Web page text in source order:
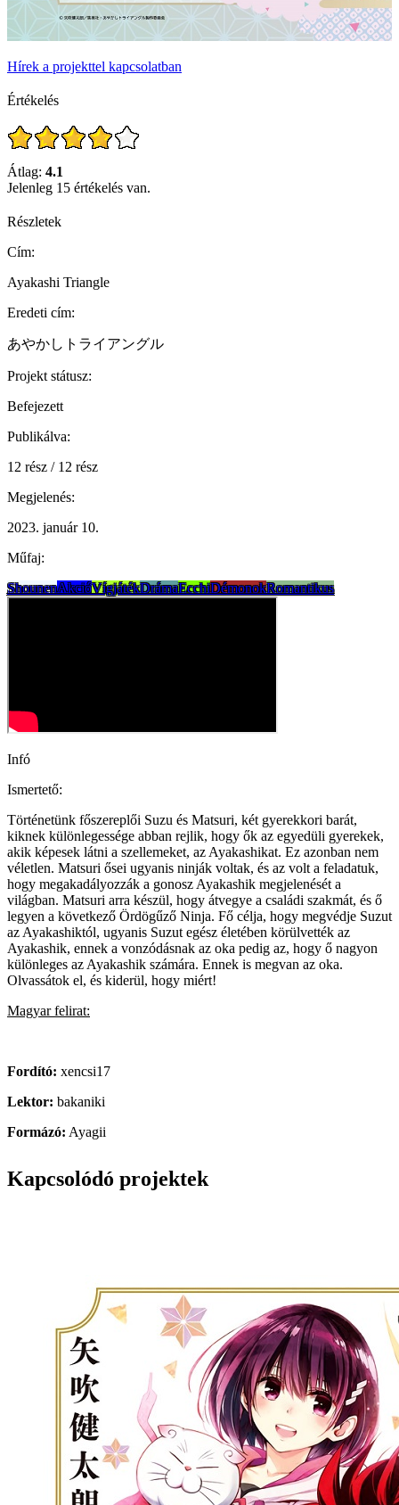
Hírek a projekttel kapcsolatban
Értékelés
Átlag: 4.1
Jelenleg 15 értékelés van.
Részletek
Cím:
Ayakashi Triangle
Eredeti cím:
あやかしトライアングル
Projekt státusz:
Befejezett
Publikálva:
12 rész / 12 rész
Megjelenés:
2023. január 10.
Műfaj:
ShounenAkcióVígjátékDrámaEcchiDémonokRomantikus
Infó
Ismertető:
Történetünk főszereplői Suzu és Matsuri, két gyerekkori barát,
kiknek különlegessége abban rejlik, hogy ők az egyedüli gyerekek,
akik képesek látni a szellemeket, az Ayakashikat. Ez azonban nem
véletlen. Matsuri ősei ugyanis ninják voltak, és az volt a feladatuk,
hogy megakadályozzák a gonosz Ayakashik megjelenését a
világban. Matsuri arra készül, hogy átvegye a családi szakmát, és ő
legyen a következő Ördögűző Ninja. Fő célja, hogy megvédje Suzut
az Ayakashiktól, ugyanis Suzut egész életében körülvették az
Ayakashik, ennek a vonzódásnak az oka pedig az, hogy ő nagyon
különleges az Ayakashik számára. Ennek is megvan az oka.
Olvassátok el, és kiderül, hogy miért!
Magyar felirat:
Fordító: xencsi17
Lektor: bakaniki
Formázó: Ayagii
Kapcsolódó projektek